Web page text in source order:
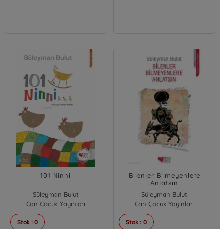
101 Ninni
Süleyman Bulut
Can Çocuk Yayınları
Stok : 0
Bilenler Bilmeyenlere
Anlatsın
Süleyman Bulut
Can Çocuk Yayınları
Stok : 0